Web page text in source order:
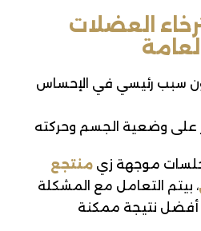
العضلات
سبب رئيسي في الإحساس
على وضعية الجسم وحركته
موجهة زي منتجع
، بيتم التعامل مع المشكلة
نتيجة ممكنة